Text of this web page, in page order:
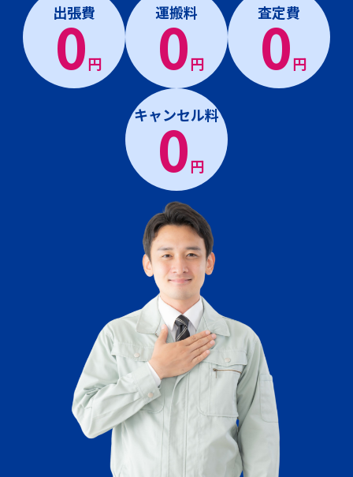
出張費
0円
運搬料
0円
査定費
0円
キャンセル料
0円